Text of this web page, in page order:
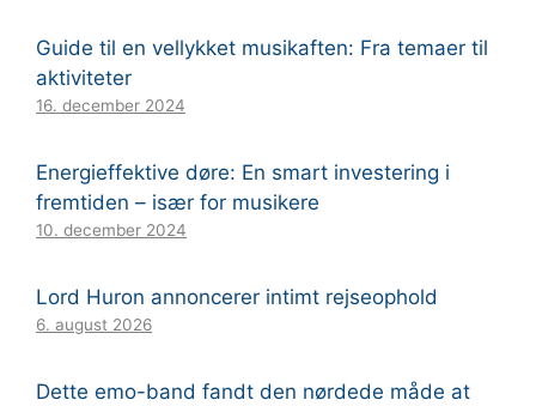
Guide til en vellykket musikaften: Fra temaer til
aktiviteter
16. december 2024
Energieffektive døre: En smart investering i
fremtiden – især for musikere
10. december 2024
Lord Huron annoncerer intimt rejseophold
6. august 2026
Dette emo-band fandt den nørdede måde at